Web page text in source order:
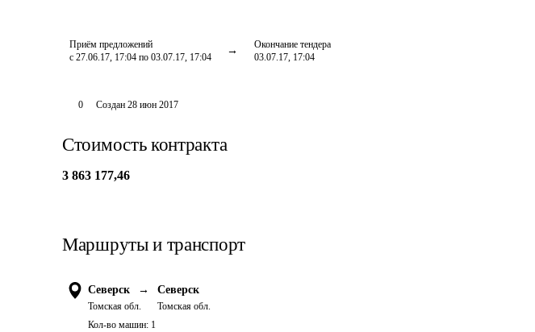
Приём предложений
с 27.06.17, 17:04 по 03.07.17, 17:04
Окончание тендера
03.07.17, 17:04
0 Создан 28 июн 2017
Стоимость контракта
3 863 177,46
Маршруты и транспорт
Северск →
Томская обл.
Северск
Томская обл.
Кол-во машин: 1